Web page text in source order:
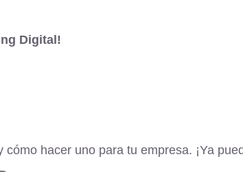
Digital!
hacer uno para tu empresa. ¡Ya